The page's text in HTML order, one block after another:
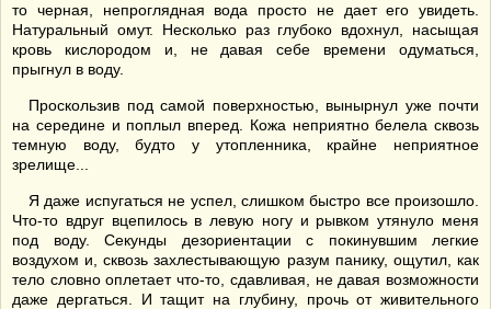
то черная, непроглядная вода просто не дает его увидеть.
Натуральный омут. Несколько раз глубоко вдохнул, насыщая
кровь кислородом и, не давая себе времени одуматься,
прыгнул в воду.
Проскользив под самой поверхностью, вынырнул уже почти
на середине и поплыл вперед. Кожа неприятно белела сквозь
темную воду, будто у утопленника, крайне неприятное
зрелище...
Я даже испугаться не успел, слишком быстро все произошло.
Что-то вдруг вцепилось в левую ногу и рывком утянуло меня
под воду. Секунды дезориентации с покинувшим легкие
воздухом и, сквозь захлестывающую разум панику, ощутил, как
тело словно оплетает что-то, сдавливая, не давая возможности
даже дергаться. И тащит на глубину, прочь от живительного